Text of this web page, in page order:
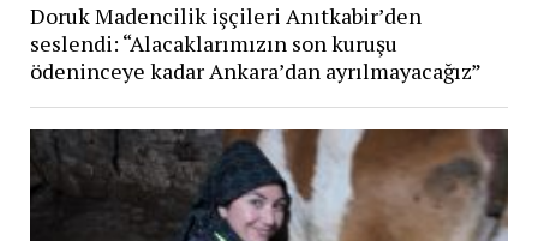
Doruk Madencilik işçileri Anıtkabir’den
seslendi: “Alacaklarımızın son kuruşu
ödeninceye kadar Ankara’dan ayrılmayacağız”